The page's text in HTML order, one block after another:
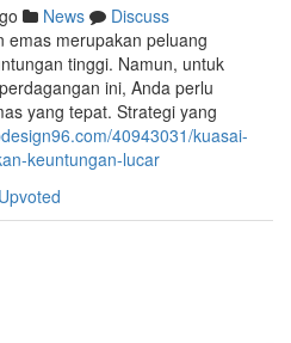
News
Discuss
emas merupakan peluang
tinggi. Namun, untuk
ini, Anda perlu
yang tepat. Strategi yang
40943031/kuasai-
keuntungan-lucar